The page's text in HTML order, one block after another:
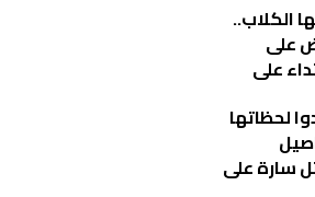
الكلاب..
على
على
لحظاتها
سارة على